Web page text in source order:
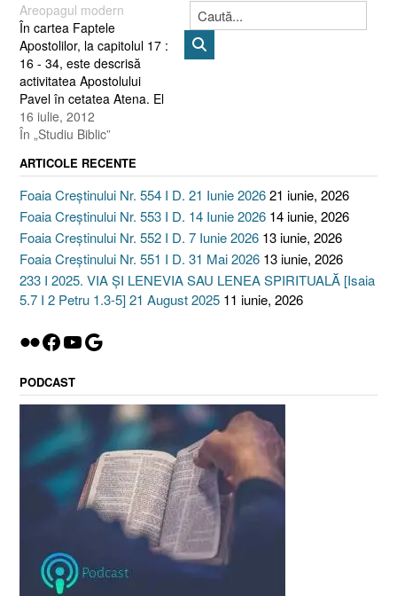
Areopagul modern
În cartea Faptele
Apostolilor, la capitolul 17 :
16 - 34, este descrisă
activitatea Apostolului
Pavel în cetatea Atena. El
îi aştepta acolo pe Sila şi
Timotei, care trebuiau să
păgână din Atena, l-a făcut
să vorbească şi cu cei din
sinagogă, dar şi cu
oamenii…
16 iulie, 2012
În „Studiu Biblic”
ARTICOLE RECENTE
Foaia Creștinului Nr. 554 I D. 21 Iunie 202621 iunie, 2026
Foaia Creștinului Nr. 553 I D. 14 Iunie 2026 14 iunie, 2026
Foaia Creștinului Nr. 552 I D. 7 Iunie 2026 13 iunie, 2026
Foaia Creștinului Nr. 551 I D. 31 Mai 2026 13 iunie, 2026
233 I 2025. VIA ȘI LENEVIA SAU LENEA SPIRITUALĂ [Isaia
5.7 I 2 Petru 1.3-5] 21 August 2025 11 iunie, 2026
Flickr
Facebook
YouTube
Google
PODCAST